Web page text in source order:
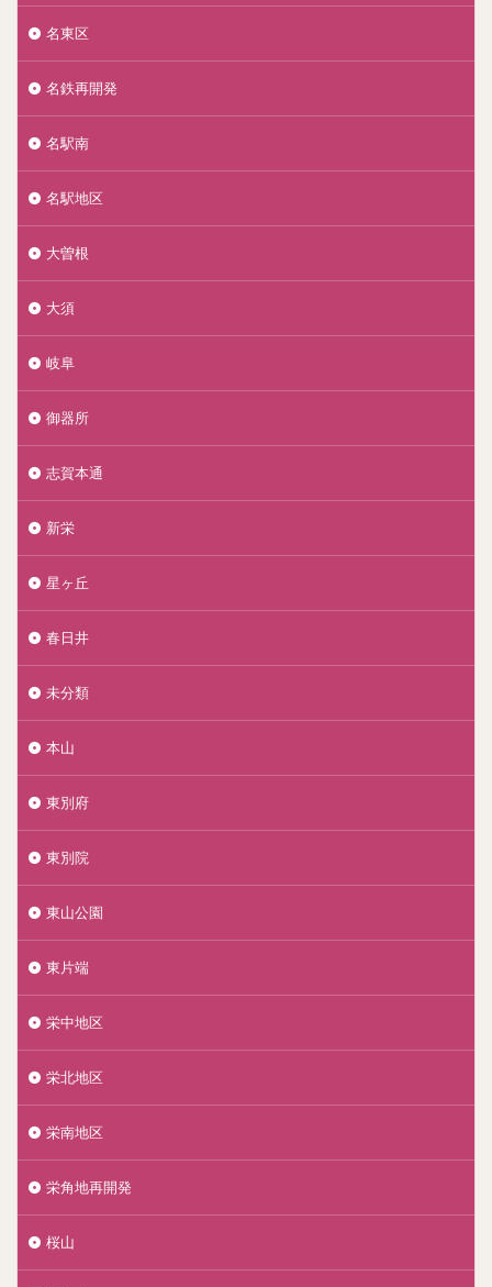
名東区
名鉄再開発
名駅南
名駅地区
大曽根
大須
岐阜
御器所
志賀本通
新栄
星ヶ丘
春日井
未分類
本山
東別府
東別院
東山公園
東片端
栄中地区
栄北地区
栄南地区
栄角地再開発
桜山